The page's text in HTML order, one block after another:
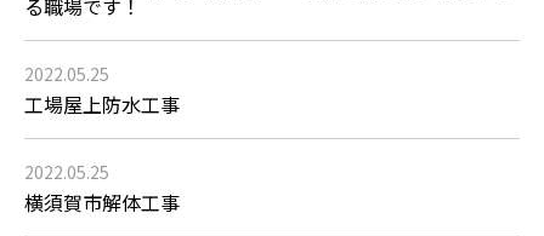
る職場です！
2022.05.25
工場屋上防水工事
2022.05.25
横須賀市解体工事